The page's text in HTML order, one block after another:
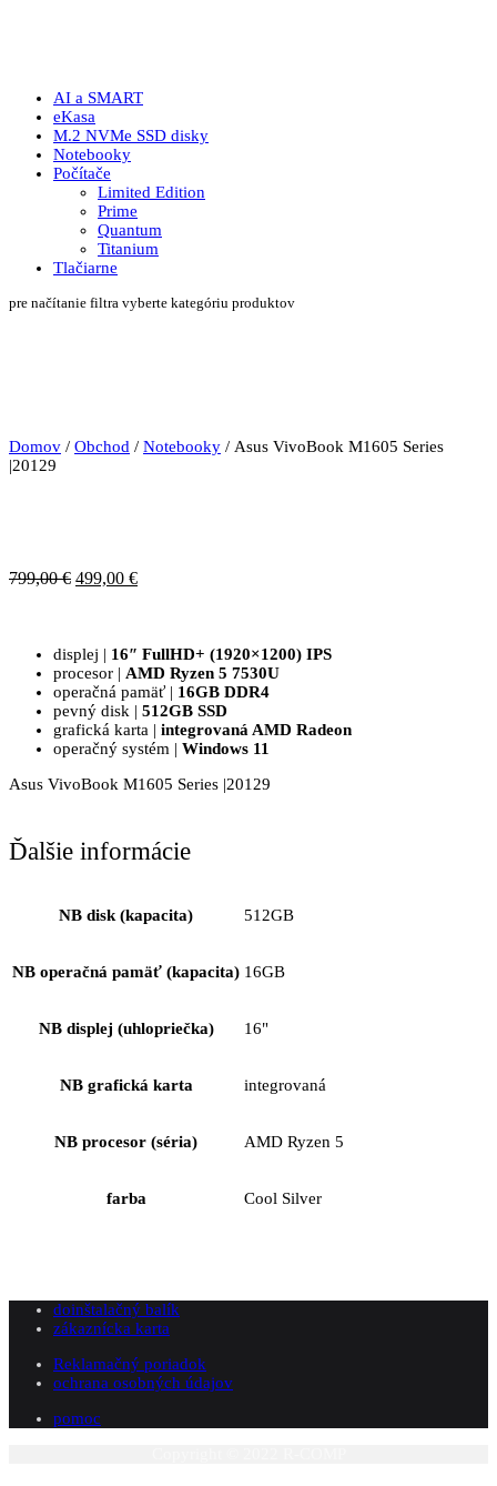
Domov / Obchod / Notebooky / Asus VivoBook M1605 Series
|20129
799,00€ Pôvodná
499,00 €Aktuálna
displej | 16″ FullHD+ (1920×1200) IPS
procesor | AMD Ryzen 5 7530U
operačná pamäť | 16GB DDR4
pevný disk | 512GB SSD
grafická karta | integrovaná AMD Radeon
operačný systém | Windows 11
Asus VivoBook M1605 Series |20129
Ďalšie informácie
NB disk (kapacita) 512GB
NB operačná pamäť (kapacita) 16GB
NB displej (uhlopriečka) 16"
NB grafická karta integrovaná
NB procesor (séria) AMD Ryzen 5
farba Cool Silver
AI a SMART
eKasa
M.2 NVMe SSD disky
Notebooky
Počítače
Limited Edition
Prime
Quantum
Titanium
Tlačiarne
pre načítanie filtra vyberte kategóriu produktov
doinštalačný balík
zákaznícka karta
Reklamačný poriadok
ochrana osobných údajov
pomoc